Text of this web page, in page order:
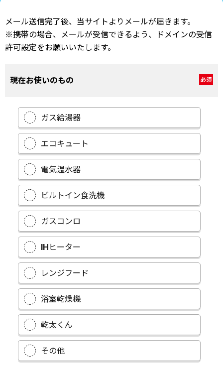
メール送信完了後、当サイトよりメールが届きます。
※携帯の場合、メールが受信できるよう、ドメインの受信
許可設定をお願いいたします。
現在お使いのもの 必須
ガス給湯器
エコキュート
電気温水器
ビルトイン食洗機
ガスコンロ
IHヒーター
レンジフード
浴室乾燥機
乾太くん
その他